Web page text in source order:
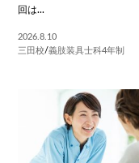
回は...
2026.8.10
三田校/義肢装具士科4年制